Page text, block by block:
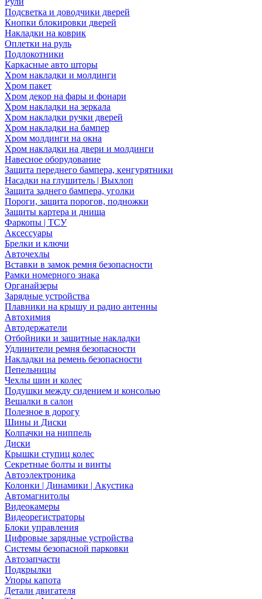
Подсветка и доводчики дверей
Кнопки блокировки дверей
Накладки на коврик
Оплетки на руль
Подлокотники
Каркасные авто шторы
Хром накладки и молдинги
Хром пакет
Хром декор на фары и фонари
Хром накладки на зеркала
Хром накладки ручки дверей
Хром накладки на бампер
Хром молдинги на окна
Хром накладки на двери и молдинги
Навесное оборудование
Защита переднего бампера, кенгурятники
Насадки на глушитель | Выхлоп
Защита заднего бампера, уголки
Пороги, защита порогов, подножки
Защиты картера и днища
Фаркопы | ТСУ
Аксессуары
Брелки и ключи
Авточехлы
Вставки в замок ремня безопасности
Рамки номерного знака
Органайзеры
Зарядные устройства
Плавники на крышу и радио антенны
Автохимия
Автодержатели
Отбойники и защитные накладки
Удлинители ремня безопасности
Накладки на ремень безопасности
Пепельницы
Чехлы шин и колес
Подушки между сидением и консолью
Вешалки в салон
Полезное в дорогу
Шины и Диски
Колпачки на ниппель
Диски
Крышки ступиц колес
Секретные болты и винты
Автоэлектроника
Колонки | Динамики | Акустика
Автомагнитолы
Видеокамеры
Видеорегистраторы
Блоки управления
Цифровые зарядные устройства
Системы безопасной парковки
Автозапчасти
Подкрылки
Упоры капота
Детали двигателя